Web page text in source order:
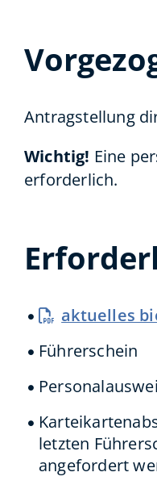
Antragstellung
Wichtig! Eine
erforderlich.
aktuelles
Führerschein
letzten
angefordert